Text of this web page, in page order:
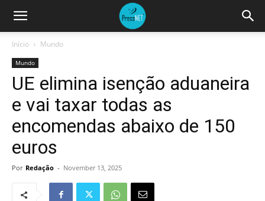
Início Mundo
Mundo
UE elimina isenção aduaneira
e vai taxar todas as
encomendas abaixo de 150
euros
Por Redação - November 13, 2025